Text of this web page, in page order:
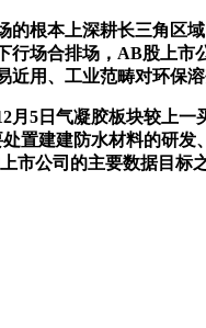
根本上深耕长三角区
场合排场，AB股上市
用、工业范畴对环保
日气凝胶板块较上一
置建建防水材料的研
市公司的主要数据目